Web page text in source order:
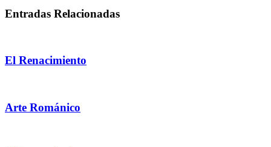
Entradas Relacionadas
El Renacimiento
Arte Románico